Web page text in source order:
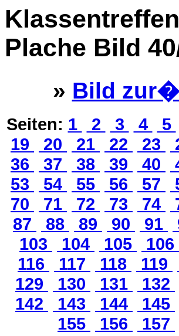
Plache Bild
» Bild
Seiten: 1 2 3 4 5
19
20 21 22 23
36
37 38 39 40
53
54 55 56 57
70
71 72 73 74
87
88 89 90 91
103
104 105 106
116
117 118 119
129
130 131 132
142
143 144 145
155
156 157